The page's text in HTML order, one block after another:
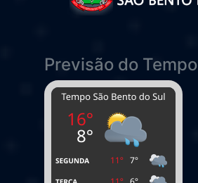
Previsão do Tempo